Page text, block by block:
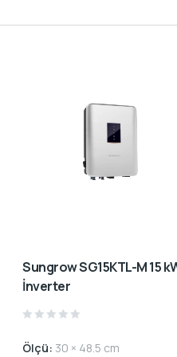
Sungrow SG15KTL-M 15 kW
İnverter
out
Ölçü: 30 × 48.5 cm